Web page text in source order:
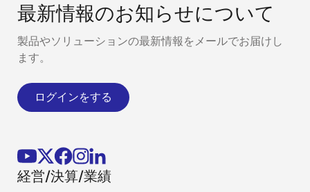
最新情報のお知らせについて
製品やソリューションの最新情報をメールでお届けし
ます。
ログインをする
経営/決算/業績